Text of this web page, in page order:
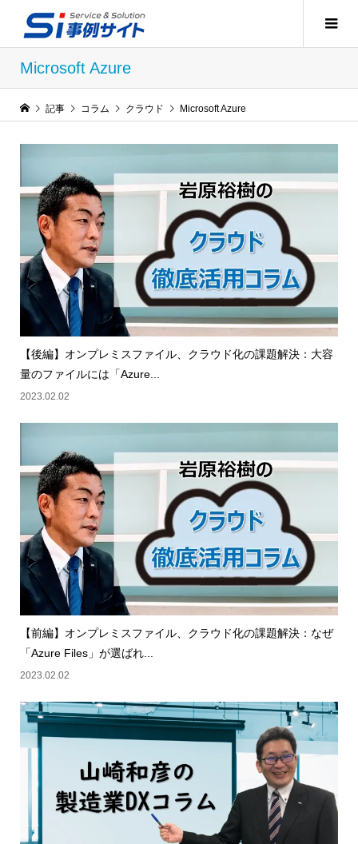
Microsoft Azure
記事 コラム クラウド Microsoft Azure
【後編】オンプレミスファイル、クラウド化の課題解決：大容
量のファイルには「Azure...
2023.02.02
【前編】オンプレミスファイル、クラウド化の課題解決：なぜ
「Azure Files」が選ばれ...
2023.02.02